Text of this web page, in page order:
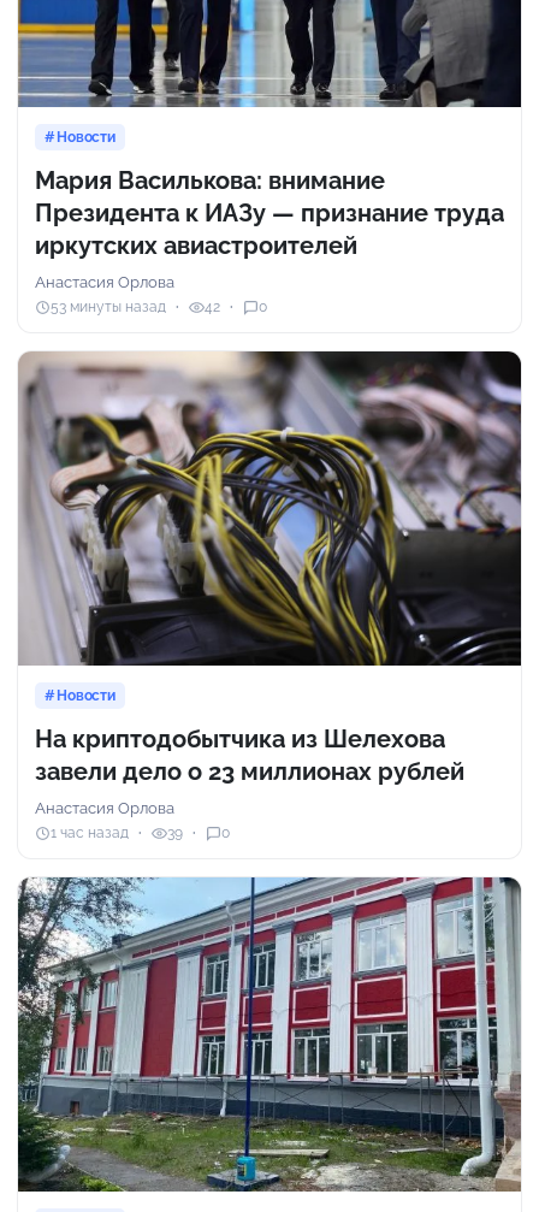
Новости
Мария Василькова: внимание
Президента к ИАЗу — признание труда
иркутских авиастроителей
Анастасия Орлова
53 минуты назад 42 0
Новости
На криптодобытчика из Шелехова
завели дело о 23 миллионах рублей
Анастасия Орлова
1 час назад 39 0